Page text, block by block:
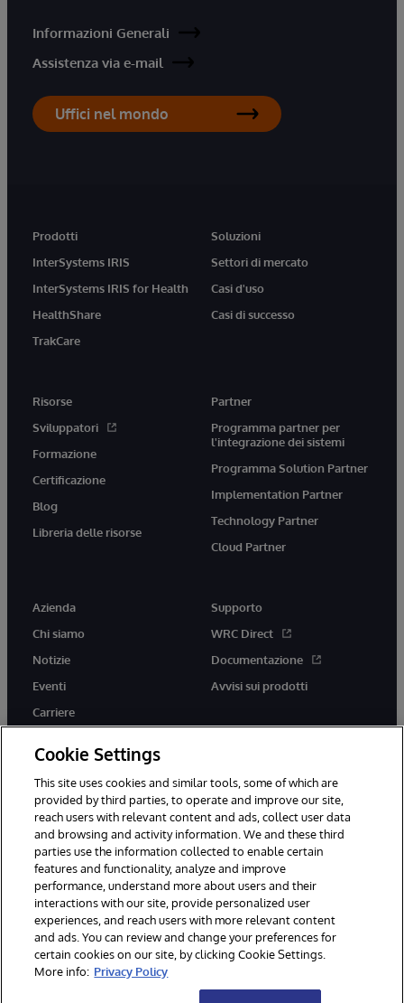
Informazioni Generali
Assistenza via e-mail
Uffici nel mondo
Prodotti
InterSystems IRIS
InterSystems IRIS for Health
HealthShare
TrakCare
Soluzioni
Settori di mercato
Casi d'uso
Casi di successo
Risorse
Sviluppatori
Formazione
Certificazione
Blog
Libreria delle risorse
Partner
Programma partner per
l'integrazione dei sistemi
Programma Solution Partner
Implementation Partner
Technology Partner
Cloud Partner
Azienda
Chi siamo
Notizie
Eventi
Carriere
Supporto
WRC Direct
Documentazione
Avvisi sui prodotti
twitter youtubefacebooklinkedin
© 1996-2026 InterSystems Corporation, Boston, MA. Tutti i diritti
riservati.
Avvisi/Termini e Condizioni
Dichiarazione sulla privacy
Garanzia
Accessibilità
Cookie Settings
This site uses cookies and similar tools, some of which are
provided by third parties, to operate and improve our site,
reach users with relevant content and ads, collect user data
and browsing and activity information. We and these third
parties use the information collected to enable certain
features and functionality, analyze and improve
performance, understand more about users and their
interactions with our site, provide personalized user
experiences, and reach users with more relevant content
and ads. You can review and change your preferences for
certain cookies on our site, by clicking Cookie Settings.
More info: Privacy Policy